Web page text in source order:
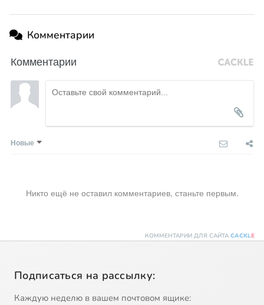
Комментарии
Комментарии
Новые
Никто ещё не оставил комментариев, станьте первым.
КОММЕНТАРИИ ДЛЯ САЙТА CACKLE
Подписаться на рассылку:
Каждую неделю в вашем почтовом ящике: